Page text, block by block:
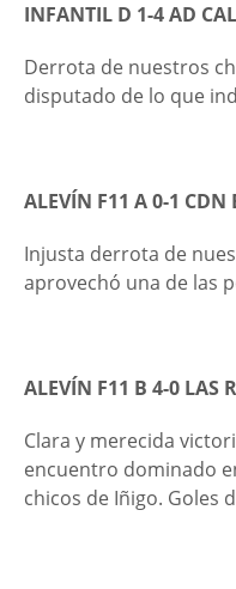
INFANTIL D 1-4 AD
Derrota de nuestros
disputado de lo que
ALEVÍN F11 A 0-1 CDN
Injusta derrota de
aprovechó una de las
ALEVÍN F11 B 4-0 LAS
Clara y merecida
encuentro dominado
chicos de Iñigo. Goles